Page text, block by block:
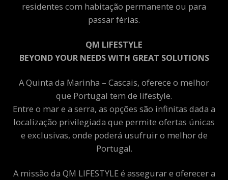
residentes com habitação permanente ou para
passar férias.
QM LIFESTYLE
BEYOND YOUR NEEDS WITH GREAT SOLUTIONS
A Quinta da Marinha – Cascais, oferece o melhor
que Portugal tem de lifestyle.
Entre o mar e a serra, as opções são infinitas dada a
localização privilegiada que permite ofertas únicas
e exclusivas, onde poderá usufruir o melhor de
Portugal.
A missão da QM LIFESTYLE é assegurar e oferecer a